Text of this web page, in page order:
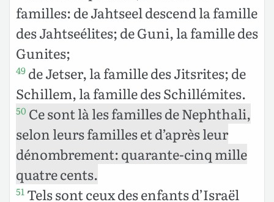
familles: de Jahtseel descend la famille
des Jahtseélites; de Guni, la famille des
Gunites;
49 de Jetser, la famille des Jitsrites; de
Schillem, la famille des Schillémites.
50 Ce sont là les familles de Nephthali,
selon leurs familles et d’après leur
dénombrement: quarante-cinq mille
quatre cents.
51 Tels sont ceux des enfants d’Israël